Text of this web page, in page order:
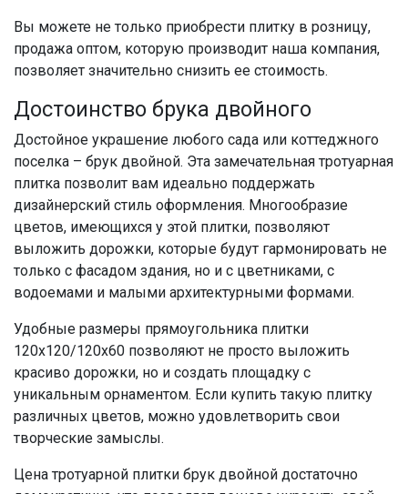
Вы можете не только приобрести плитку в розницу,
продажа оптом, которую производит наша компания,
позволяет значительно снизить ее стоимость.
Достоинство брука двойного
Достойное украшение любого сада или коттеджного
поселка – брук двойной. Эта замечательная тротуарная
плитка позволит вам идеально поддержать
дизайнерский стиль оформления. Многообразие
цветов, имеющихся у этой плитки, позволяют
выложить дорожки, которые будут гармонировать не
только с фасадом здания, но и с цветниками, с
водоемами и малыми архитектурными формами.
Удобные размеры прямоугольника плитки
120х120/120х60 позволяют не просто выложить
красиво дорожки, но и создать площадку с
уникальным орнаментом. Если купить такую плитку
различных цветов, можно удовлетворить свои
творческие замыслы.
Цена тротуарной плитки брук двойной достаточно